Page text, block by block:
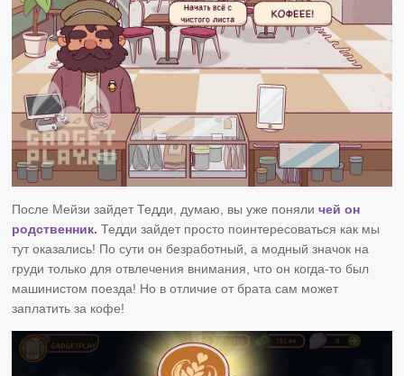
После Мейзи зайдет Тедди, думаю, вы уже поняличей он
родственник. Тедди зайдет просто поинтересоваться как мы
тут оказались! По сути он безработный, а модный значок на
груди только для отвлечения внимания, что он когда-то был
машинистом поезда! Но в отличие от брата сам может
заплатить за кофе!